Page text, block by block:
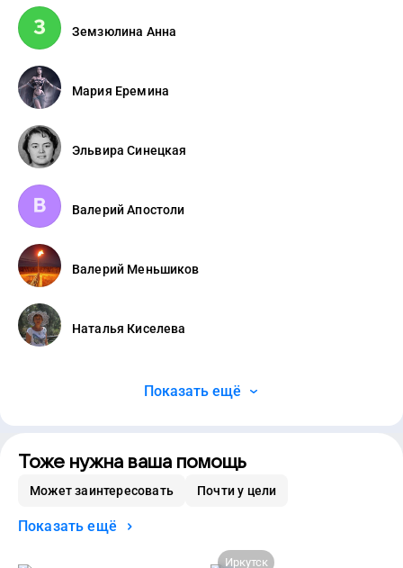
Земзюлина Анна
Мария Еремина
Эльвира Синецкая
Валерий Апостоли
Валерий Меньшиков
Наталья Киселева
Показать ещё
Тоже нужна ваша помощь
Может заинтересовать Почти у цели
Показать ещё
Иркутск